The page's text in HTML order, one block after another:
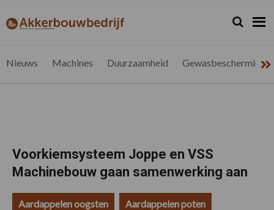
de
de
de
de
akkerbouwbedrijf.be
Nieuws
Zoeken...
Zoek
Nieuws Machines Duurzaamheid Gewasbescherming
Voorkiemsysteem Joppe en VSS
Machinebouw gaan samenwerking aan
Aardappelen oogsten Aardappelen poten